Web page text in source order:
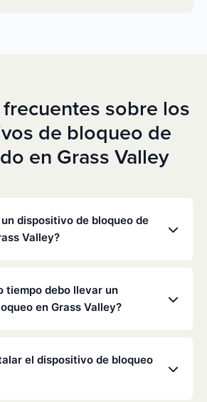
sobre los
de bloqueo de
en Grass Valley
dispositivo de bloqueo de
Valley?
Cost Interlock ofrece tarifas
sin gastos ocultos. Ponte
entre 70 y 100 dólares al mes,
y la calibración.
tiempo debo llevar un
en Grass Valley?
la determinan el
Vehículos Motorizados (DMV) de
el dispositivo de bloqueo